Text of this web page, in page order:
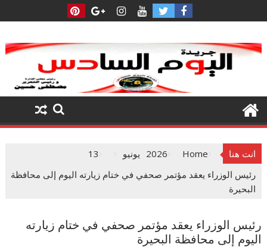
to
انت هنا Home
2026 يونيو
13
رئيس الوزراء يعقد مؤتمر صحفي في ختام زيارته اليوم إلى محافظة
البحيرة
رئيس الوزراء يعقد مؤتمر صحفي في ختام زيارته
اليوم إلى محافظة البحيرة